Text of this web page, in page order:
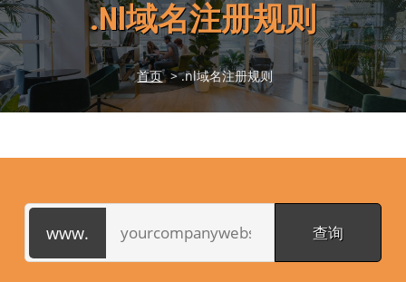
.nl域名注册规则
首页 > .nl域名注册规则